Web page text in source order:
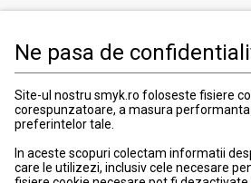
Ne pasa de
Site-ul nostru smyk.ro foloseste fisiere
corespunzatoare, a masura
preferintelor tale.
In aceste scopuri colectam informatii
care le utilizezi, inclusiv cele necesare
Produse
Imbracaminte, incaltaminte si
Mama si copilul
Jucarii si jocuri
Promotii
Blog smyk.com